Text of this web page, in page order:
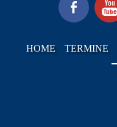
HOME TERMINE